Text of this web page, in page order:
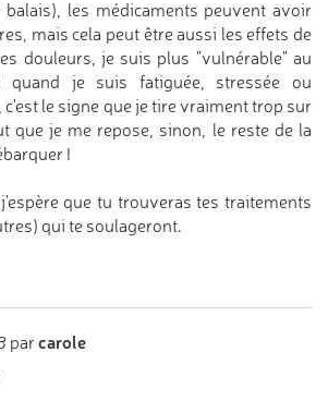
les médicaments peuvent avoir
mais cela peut être aussi les effets de
douleurs, je suis plus "vulnérable" au
quand je suis fatiguée, stressée ou
le signe que je tire vraiment trop sur
que je me repose, sinon, le reste de la
!
que tu trouveras tes traitements
qui te soulageront.
par carole